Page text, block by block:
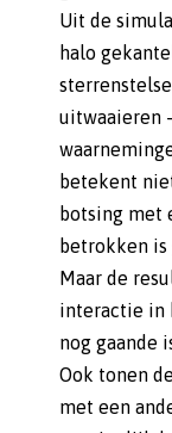
Uit de
halo
uitwaaieren
betekent
botsing met
betrokken
Maar de
interactie in
nog gaande
Ook tonen
met een